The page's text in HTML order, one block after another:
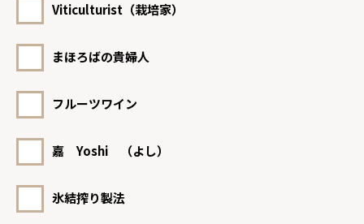
Viticulturist（栽培家）
まほろばの貴婦人
フルーツワイン
嘉 Yoshi （よし）
氷結搾り製法